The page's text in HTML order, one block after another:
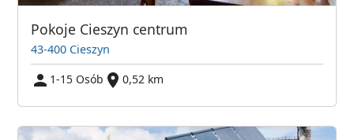
Pokoje Cieszyn centrum
43-400 Cieszyn
1-15 Osób
0,52 km